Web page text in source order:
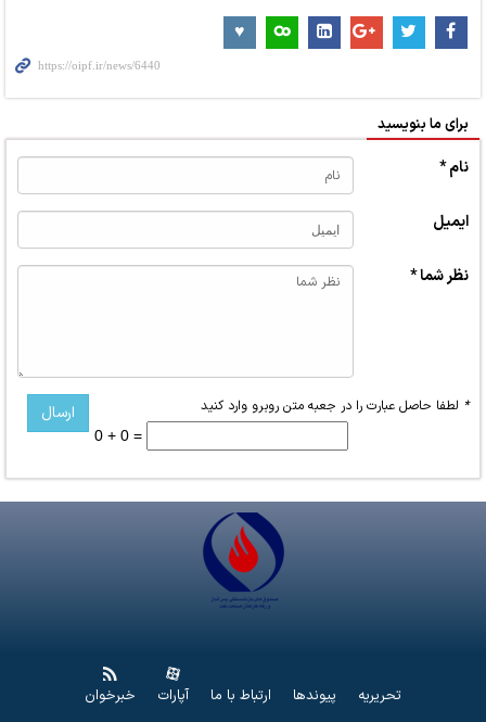
برای ما بنویسید
نام *
ایمیل
نظر شما *
* لطفا حاصل عبارت را در جعبه متن روبرو وارد کنید
0 + 0 =
تحریریه پیوندها ارتباط با ما آپارات خبرخوان